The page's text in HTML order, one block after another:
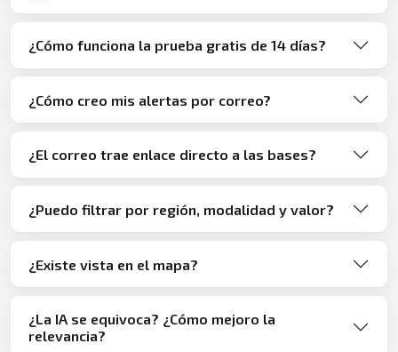
¿Cómo funciona la prueba gratis de 14 días?
¿Cómo creo mis alertas por correo?
¿El correo trae enlace directo a las bases?
¿Puedo filtrar por región, modalidad y valor?
¿Existe vista en el mapa?
¿La IA se equivoca? ¿Cómo mejoro la
relevancia?